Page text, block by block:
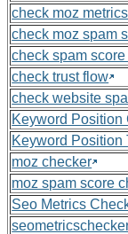
check moz metrics
check moz spam
check spam
check trust flow
check website
Keyword Position
Keyword Position
moz checker
moz spam score
Seo Metrics